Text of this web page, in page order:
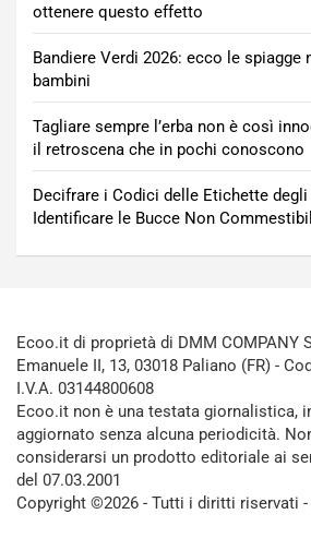
ottenere questo effetto
Bandiere Verdi 2026: ecco le spiagge
bambini
Tagliare sempre l’erba non è così
il retroscena che in pochi conoscono
Decifrare i Codici delle Etichette degli
Identificare le Bucce Non
Ecoo.it di proprietà di DMM COMPANY
Emanuele II, 13, 03018 Paliano (FR) -
I.V.A. 03144800608
Ecoo.it non è una testata giornalistica,
aggiornato senza alcuna periodicità.
considerarsi un prodotto editoriale ai
del 07.03.2001
Copyright ©2026 - Tutti i diritti riservati -